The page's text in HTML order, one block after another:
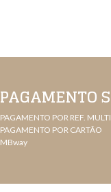
PAGAMENTO
PAGAMENTO POR REF.
PAGAMENTO POR CARTÃO
MBway